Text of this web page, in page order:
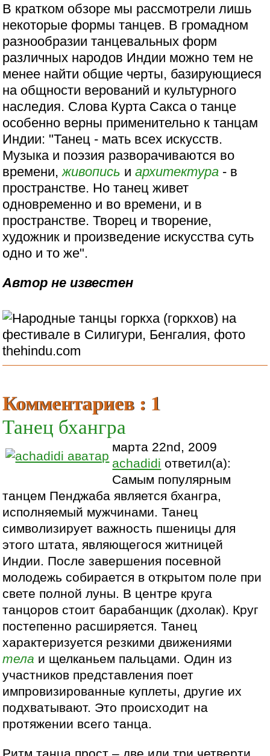
В кратком обзоре мы рассмотрели лишь
некоторые формы танцев. В громадном
разнообразии танцевальных форм
различных народов Индии можно тем не
менее найти общие черты, базирующиеся
на общности верований и культурного
наследия. Слова Курта Сакса о танце
особенно верны применительно к танцам
Индии: "Танец - мать всех искусств.
Музыка и поэзия разворачиваются во
времени,живопись иархитектура - в
пространстве. Но танец живет
одновременно и во времени, и в
пространстве. Творец и творение,
художник и произведение искусства суть
одно и то же".
Автор не известен
Комментариев : 1
Танец бхангра
марта 22nd, 2009
achadidi ответил(а):
Самым популярным
танцем Пенджаба является бхангра,
исполняемый мужчинами. Танец
символизирует важность пшеницы для
этого штата, являющегося житницей
Индии. После завершения посевной
молодежь собирается в открытом поле при
свете полной луны. В центре круга
танцоров стоит барабанщик (дхолак). Круг
постепенно расширяется. Танец
характеризуется резкими движениями
тела и щелканьем пальцами. Один из
участников представления поет
импровизированные куплеты, другие их
подхватывают. Это происходит на
протяжении всего танца.